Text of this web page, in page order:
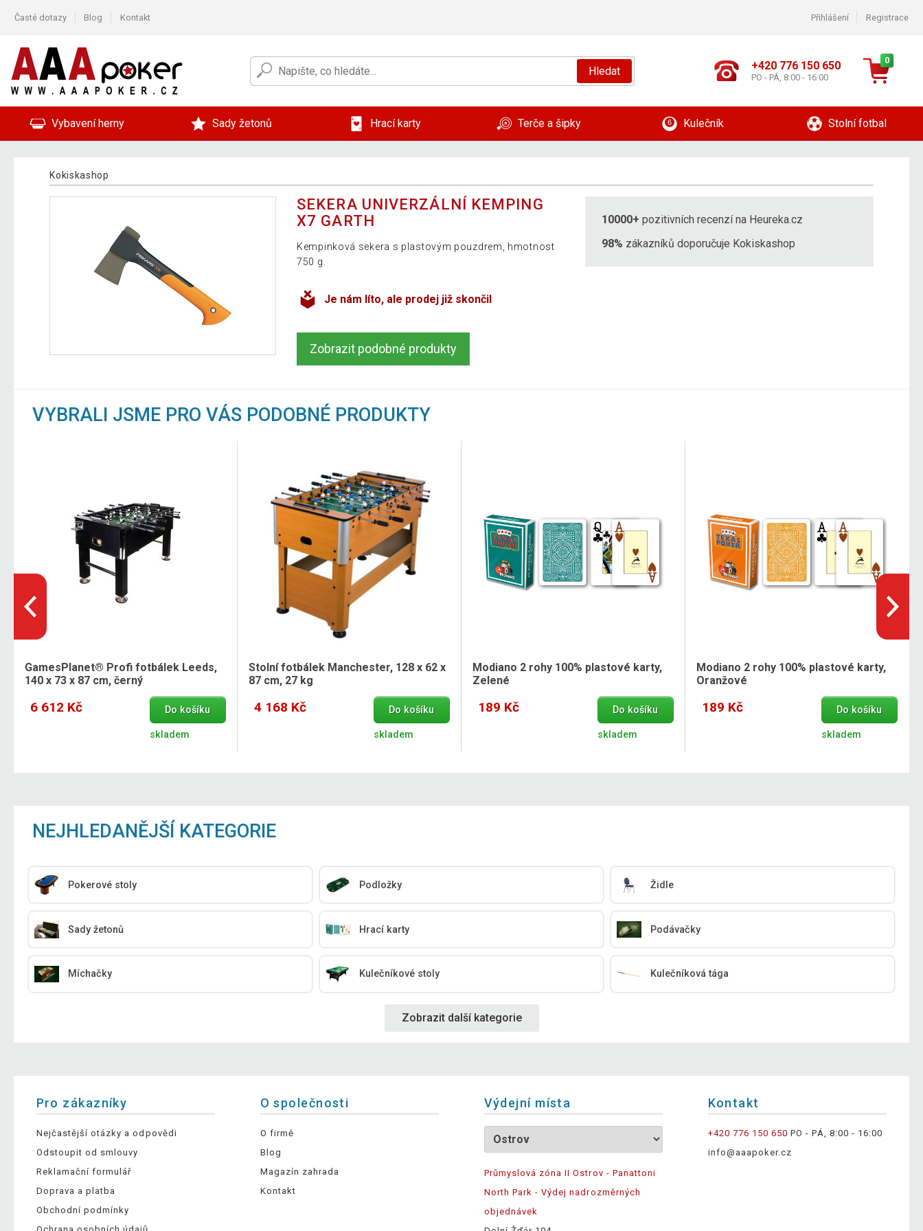
Časté dotazy Blog Kontakt Přihlášení Registrace
Hledat +420 776 150 650
PO - PÁ, 8:00 - 16:00
0
Vybavení herny Sady žetonů Hrací karty Terče a šipky Kulečník Stolní fotbal
Kokiskashop
SEKERA UNIVERZÁLNÍ KEMPING
X7 GARTH
Kempinková sekera s plastovým pouzdrem, hmotnost
750 g.
Je nám líto, ale prodej již skončil
Zobrazit podobné produkty
10000+ pozitivních recenzí na Heureka.cz
98% zákazníků doporučuje Kokiskashop
VYBRALI JSME PRO VÁS PODOBNÉ PRODUKTY
GamesPlanet® Profi fotbálek Leeds,
140 x 73 x 87 cm, černý
6 612 Kč Do košíku
skladem
Stolní fotbálek Manchester, 128 x 62 x
87 cm, 27 kg
4 168 Kč Do košíku
skladem
Modiano 2 rohy 100% plastové karty,
Zelené
189 Kč Do košíku
skladem
Modiano 2 rohy 100% plastové karty,
Oranžové
189 Kč Do košíku
skladem
NEJHLEDANĚJŠÍ KATEGORIE
Pokerové stoly Podložky Židle
Sady žetonů Hrací karty Podávačky
Míchačky Kulečníkové stoly Kulečníková tága
Zobrazit další kategorie
Pro zákazníky
Nejčastější otázky a odpovědi
Odstoupit od smlouvy
Reklamační formulář
Doprava a platba
Obchodní podmínky
O společnosti
O firmě
Blog
Magazín zahrada
Kontakt
Výdejní místa
Průmyslová zóna II Ostrov - Panattoni
North Park - Výdej nadrozměrných
objednávek
Kontakt
+420 776 150 650 PO - PÁ, 8:00 - 16:00
info@aaapoker.cz